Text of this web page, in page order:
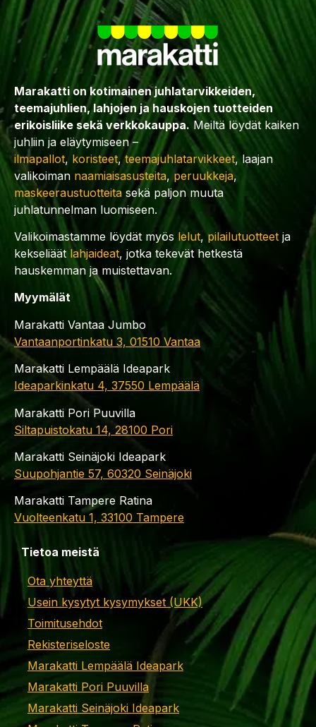
Marakatti on kotimainen juhlatarvikkeiden,
teemajuhlien, lahjojen ja hauskojen tuotteiden
erikoisliike sekä verkkokauppa. Meiltä löydät kaiken
juhliin ja eläytymiseen –
ilmapallot, koristeet,teemajuhlatarvikkeet, laajan
valikoiman naamiaisasusteita, peruukkeja,
maskeeraustuotteita sekä paljon muuta
juhlatunnelman luomiseen.
Valikoimastamme löydät myös lelut,pilailutuotteet ja
kekseliäät lahjaideat, jotka tekevät hetkestä
hauskemman ja muistettavan.
Myymälät
Marakatti Vantaa Jumbo
Vantaanportinkatu 3, 01510 Vantaa
Marakatti Lempäälä Ideapark
Ideaparkinkatu 4, 37550 Lempäälä
Marakatti Pori Puuvilla
Siltapuistokatu 14, 28100 Pori
Marakatti Seinäjoki Ideapark
Suupohjantie 57, 60320 Seinäjoki
Marakatti Tampere Ratina
Vuolteenkatu 1, 33100 Tampere
Tietoa meistä
Ota yhteyttä
Usein kysytyt kysymykset (UKK)
Toimitusehdot
Rekisteriseloste
Marakatti Lempäälä Ideapark
Marakatti Pori Puuvilla
Marakatti Seinäjoki Ideapark